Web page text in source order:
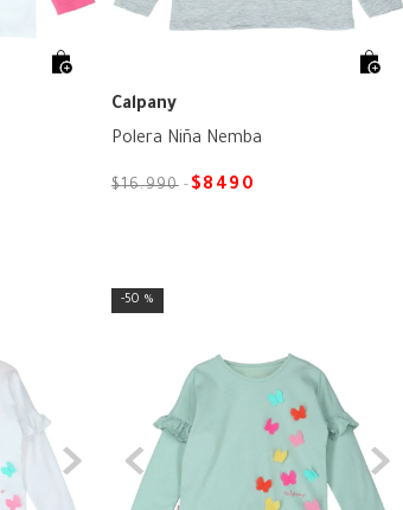
Calpany
Polera Niña Nemba
$16.990 $8490
50 %